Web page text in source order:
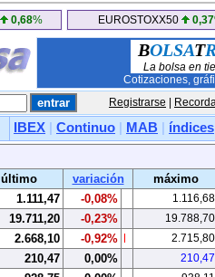
0,68% EUROSTOXX50 0,37
BOLSAT
La bolsa en
Cotizaciones,
Registrarse
IBEX Continuo MAB
índices
último variación
máximo
1.111,47 -0,08% 1.116,68
19.711,20 -0,23% 19.788,70
2.668,10 -0,92% 2.715,80
210,47 0,00% 210,47